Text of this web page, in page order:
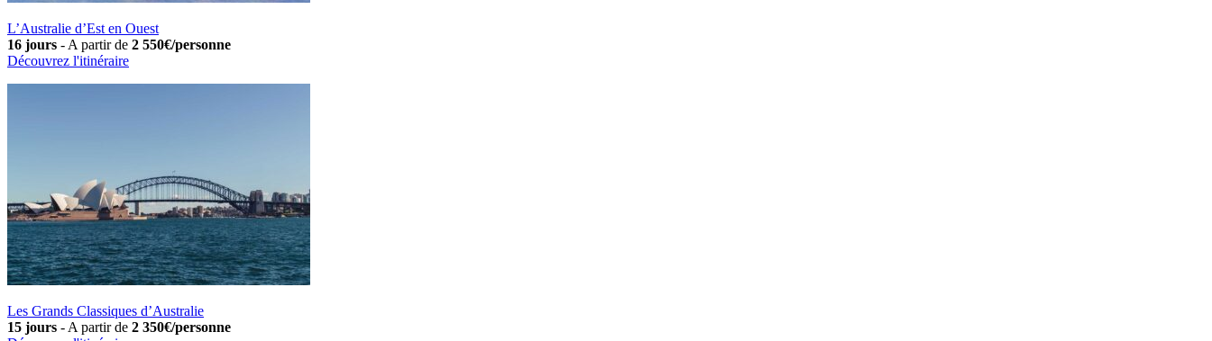
L’Australie d’Est en Ouest
16 jours - A partir de 2 550€/personne
Découvrez l'itinéraire
Les Grands Classiques d’Australie
15 jours - A partir de 2 350€/personne